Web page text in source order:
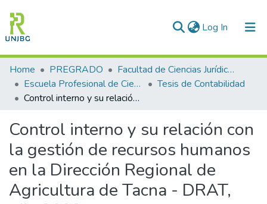
Log In (current)
Communities & Collections
All of DSpace
Enviar tesis
Home PREGRADO
Facultad de Ciencias Jurídicas y Empresariales
Escuela Profesional de Ciencias Contables y Financieras
Tesis de Contabilidad
Control interno y su relación con la gestión de recursos humanos en la Dirección Regional de Agricultura de Tacna - DRAT, año 2023
Control interno y su relación con
la gestión de recursos humanos
en la Dirección Regional de
Agricultura de Tacna - DRAT,